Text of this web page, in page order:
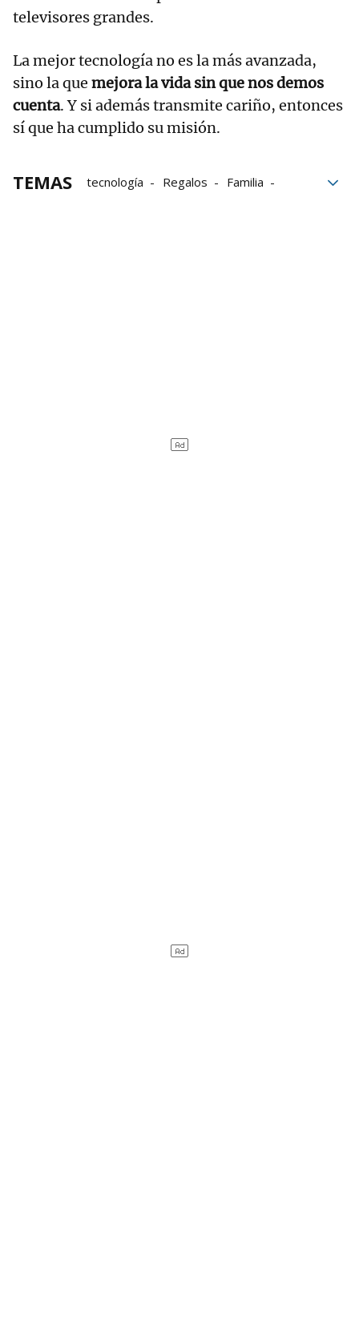
televisores grandes.
La mejor tecnología no es la más avanzada,
sino la que mejora la vida sin que nos demos
cuenta. Y si además transmite cariño, entonces
sí que ha cumplido su misión.
TEMAS tecnología Regalos
Familia